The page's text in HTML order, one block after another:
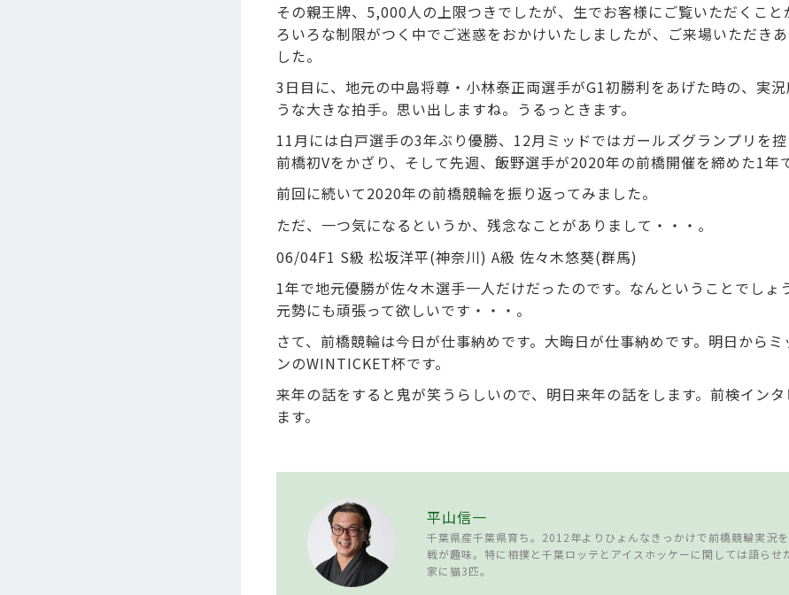
その親王牌、5,000人の上限つきでしたが、生でお客様にご覧いただくこと
ろいろな制限がつく中でご迷惑をおかけいたしましたが、ご来場いただき
した。
3日目に、地元の中島将尊・小林泰正両選手がG1初勝利をあげた時の、実
うな大きな拍手。思い出しますね。うるっときます。
11月には白戸選手の3年ぶり優勝、12月ミッドではガールズグランプリを
前橋初Vをかざり、そして先週、飯野選手が2020年の前橋開催を締めた1年
前回に続いて2020年の前橋競輪を振り返ってみました。
ただ、一つ気になるというか、残念なことがありまして・・・。
06/04F1 S級 松坂洋平(神奈川) A級 佐々木悠葵(群馬)
1年で地元優勝が佐々木選手一人だけだったのです。なんということでしょ
元勢にも頑張って欲しいです・・・。
さて、前橋競輪は今日が仕事納めです。大晦日が仕事納めです。明日からミ
ンのWINTICKET杯です。
来年の話をすると鬼が笑うらしいので、明日来年の話をします。前検イン
ます。
平山信一
千葉県産千葉県育ち。2012年よりひょんなきっかけで前橋競輪実況
戦が趣味。特に相撲と千葉ロッテとアイスホッケーに関しては語らせ
家に猫3匹。